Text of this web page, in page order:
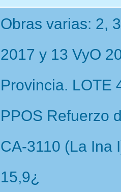
Obras varias: 2,
2017 y 13 VyO
Provincia. LOTE
PPOS Refuerzo
CA-3110 (La Ina
15,9¿